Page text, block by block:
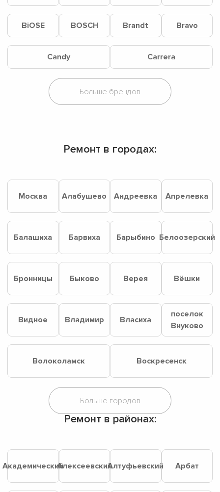
BiOSE BOSCH Brandt Bravo
Candy Carrera
Ремонт в городах:
Москва Алабушево Андреевка Апрелевка
Балашиха Барвиха Барыбино Белоозерский
Бронницы Быково Верея Вёшки
Видное Владимир Власиха
поселок
Внуково
Волоколамск Воскресенск
Ремонт в районах:
АкадемическийАлексеевскийАлтуфьевский Арбат